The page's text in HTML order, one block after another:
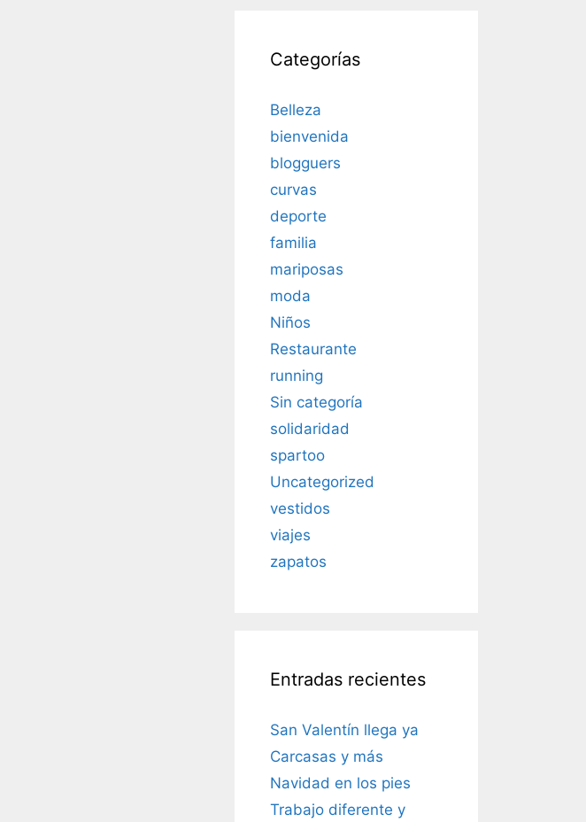
Categorías
Belleza
bienvenida
blogguers
curvas
deporte
familia
mariposas
moda
Niños
Restaurante
running
Sin categoría
solidaridad
spartoo
Uncategorized
vestidos
viajes
zapatos
Entradas recientes
San Valentín llega ya
Carcasas y más
Navidad en los pies
Trabajo diferente y